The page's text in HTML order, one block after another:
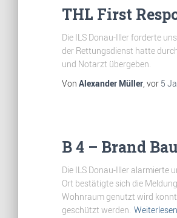
THL First
Die ILS Donau-Iller forderte
der Rettungsdienst hatte
und Notarzt übergeben.
Von Alexander Müller, vor 5
B 4 – Brand
Die ILS Donau-Iller alarmierte
Ort bestätigte sich die
Wohnraum genutzt wird
geschützt werden.